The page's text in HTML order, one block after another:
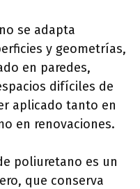
se adapta
y geometrías,
en paredes,
difíciles de
aplicado tanto en
en renovaciones.
poliuretano es un
que conserva